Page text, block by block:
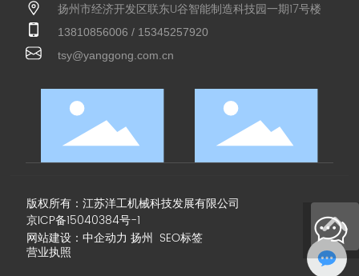
扬州市经济开发区联东U谷智能制造科技园一期17号楼
13810856006 / 15345257920
tsy@yanggong.com.cn
版权所有：江苏洋工机械科技发展有限公司
京ICP备15040384号-1
网站建设：中企动力 扬州 SEO标签
营业执照